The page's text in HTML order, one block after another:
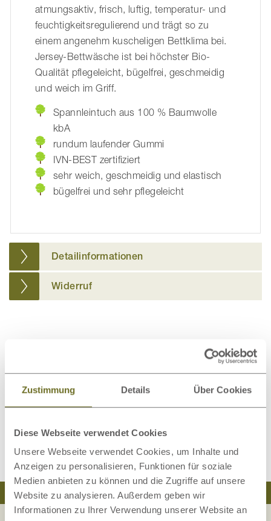
Zustimmung Details Über Cookies
Diese Webseite verwendet Cookies
Unsere Webseite verwendet Cookies, um Inhalte und
Anzeigen zu personalisieren, Funktionen für soziale
Medien anbieten zu können und die Zugriffe auf unsere
Website zu analysieren. Außerdem geben wir
Informationen zu Ihrer Verwendung unserer Website an
atmungsaktiv, frisch, luftig, temperatur- und
feuchtigkeitsregulierend und trägt so zu
einem angenehm kuscheligen Bettklima bei.
Jersey-Bettwäsche ist bei höchster Bio-
Qualität pflegeleicht, bügelfrei, geschmeidig
und weich im Griff.
Spannleintuch aus 100 % Baumwolle
kbA
rundum laufender Gummi
IVN-BEST zertifiziert
sehr weich, geschmeidig und elastisch
bügelfrei und sehr pflegeleicht
Detailinformationen
Widerruf
Spannbettlaken für Babybett „Niko“
Kundenrezension verfassen
Traumhaft schlafen Natürlich wohnen